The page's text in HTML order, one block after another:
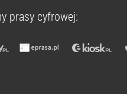
prasy cyfrowej: